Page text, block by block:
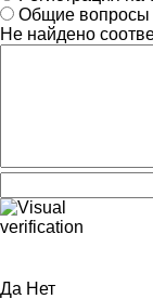
Общие вопросы
Не найдено
Да Нет